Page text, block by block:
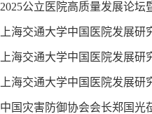
2025公立医院高质量发展论
上海交通大学中国医院发展
上海交通大学中国医院发展研
上海交通大学中国医院发展
中国灾害防御协会会长郑国光